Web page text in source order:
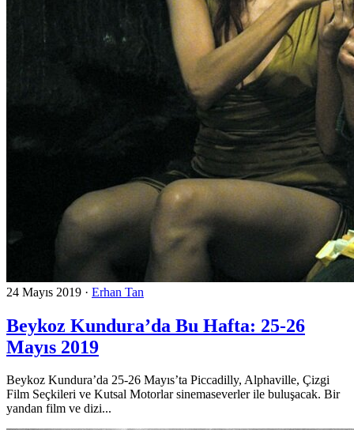
24 Mayıs 2019 · Erhan Tan
Beykoz Kundura’da Bu Hafta: 25-26
Mayıs 2019
Beykoz Kundura’da 25-26 Mayıs’ta Piccadilly, Alphaville, Çizgi
Film Seçkileri ve Kutsal Motorlar sinemaseverler ile buluşacak. Bir
yandan film ve dizi...